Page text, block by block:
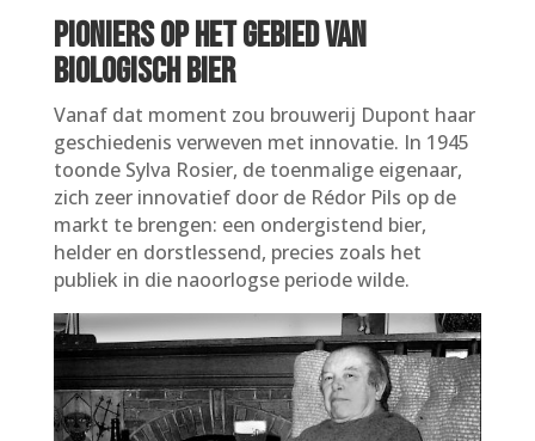
Pioniers op het gebied van
biologisch bier
Vanaf dat moment zou brouwerij Dupont haar
geschiedenis verweven met innovatie. In 1945
toonde Sylva Rosier, de toenmalige eigenaar,
zich zeer innovatief door de Rédor Pils op de
markt te brengen: een ondergistend bier,
helder en dorstlessend, precies zoals het
publiek in die naoorlogse periode wilde.